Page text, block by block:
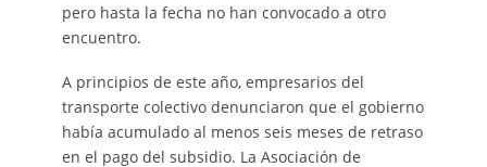
pero hasta la fecha no han convocado a otro
encuentro.
A principios de este año, empresarios del
transporte colectivo denunciaron que el gobierno
había acumulado al menos seis meses de retraso
en el pago del subsidio. La Asociación de